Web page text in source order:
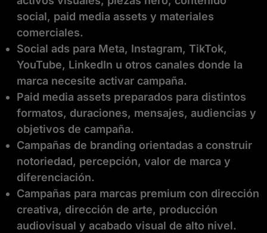
social, paid media assets y materiales
comerciales.
Social ads para Meta, Instagram, TikTok,
YouTube, LinkedIn u otros canales donde la
marca necesite activar campaña.
Paid media assets preparados para distintos
formatos, duraciones, mensajes, audiencias y
objetivos de campaña.
Campañas de branding orientadas a construir
notoriedad, percepción, valor de marca y
diferenciación.
Campañas para marcas premium con dirección
creativa, dirección de arte, producción
audiovisual y acabado visual de alto nivel.